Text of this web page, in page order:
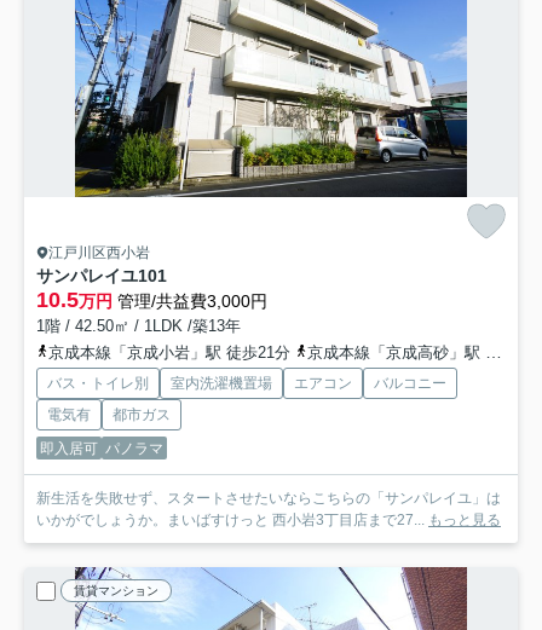
江戸川区西小岩
サンパレイユ101
10.5万円 管理/共益費3,000円
1階 / 42.50㎡ / 1LDK /築13年
京成本線「京成小岩」駅 徒歩21分
京成本線「京成高砂」駅 徒歩30分
バス・トイレ別 室内洗濯機置場 エアコン
バルコニー
電気有
都市ガス
即入居可 パノラマ
新生活を失敗せず、スタートさせたいならこちらの「サンパレイユ」は
いかがでしょうか。まいばすけっと 西小岩3丁目店まで27... もっと見る
賃貸マンション